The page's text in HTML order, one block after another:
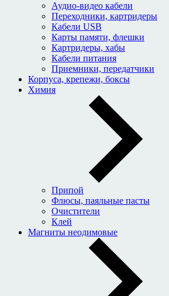
Аудио-видео кабели
Переходники, картридеры
Кабели USB
Карты памяти, флешки
Картридеры, хабы
Кабели питания
Приемники, передатчики
Корпуса, крепежи, боксы
Химия
Припой
Флюсы, паяльные пасты
Очистители
Клей
Магниты неодимовые